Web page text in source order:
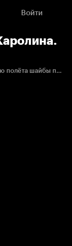
Войти
Дилан Строум подкорректировал траекторию полёта шайбы после броска Мерфи.